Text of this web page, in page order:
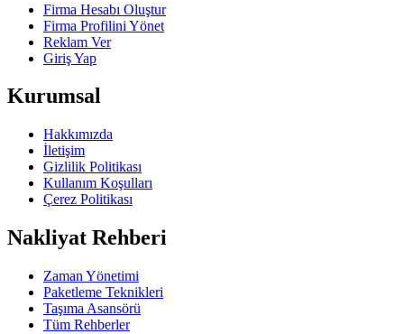
Firma Hesabı Oluştur
Firma Profilini Yönet
Reklam Ver
Giriş Yap
Kurumsal
Hakkımızda
İletişim
Gizlilik Politikası
Kullanım Koşulları
Çerez Politikası
Nakliyat Rehberi
Zaman Yönetimi
Paketleme Teknikleri
Taşıma Asansörü
Tüm Rehberler